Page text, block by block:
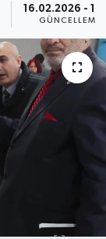
16.02.2026 -
GÜNCELLEME